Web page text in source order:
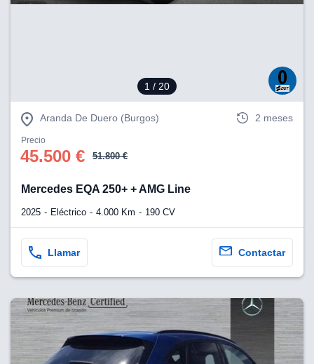
1 / 20
Aranda De Duero (Burgos) 2 meses
Precio
45.500 € 51.800 €
Mercedes EQA 250+ + AMG Line
2025 Eléctrico 4.000 Km 190 CV
Llamar Contactar